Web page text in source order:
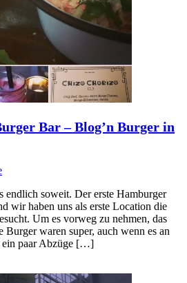
Bar – Blog’n Burger in
endlich soweit. Der erste Hamburger
wir haben uns als erste Location die
Um es vorweg zu nehmen, das
Burger waren super, auch wenn es an
ein paar Abzüge […]